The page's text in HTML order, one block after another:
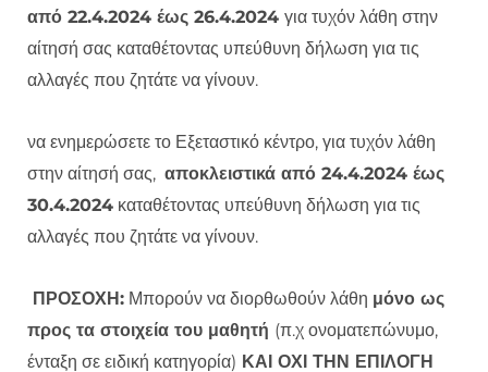
από 22.4.2024 έως 26.4.2024 για τυχόν λάθη στην
αίτησή σας καταθέτοντας υπεύθυνη δήλωση για τις
αλλαγές που ζητάτε να γίνουν.
να ενημερώσετε το Εξεταστικό κέντρο, για τυχόν λάθη
στην αίτησή σας, αποκλειστικά από 24.4.2024 έως
30.4.2024 καταθέτοντας υπεύθυνη δήλωση για τις
αλλαγές που ζητάτε να γίνουν.
ΠΡΟΣΟΧΗ: Μπορούν να διορθωθούν λάθη μόνο ως
προς τα στοιχεία του μαθητή (π.χ ονοματεπώνυμο,
ένταξη σε ειδική κατηγορία) ΚΑΙ ΟΧΙ ΤΗΝ ΕΠΙΛΟΓΗ